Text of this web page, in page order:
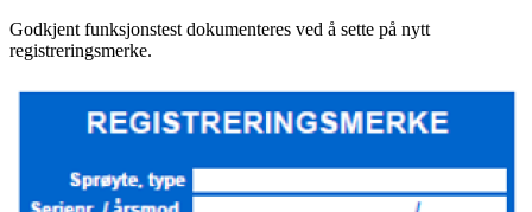
Godkjent funksjonstest dokumenteres ved å sette på nytt
registrerings­merke.